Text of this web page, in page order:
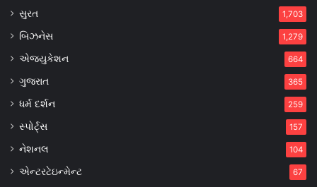
સુરત 1,703
બિઝનેસ 1,279
એજ્યુકેશન 664
ગુજરાત 365
ધર્મ દર્શન 259
સ્પોર્ટ્સ 157
નેશનલ 104
એન્ટરટેઇન્મેન્ટ 67